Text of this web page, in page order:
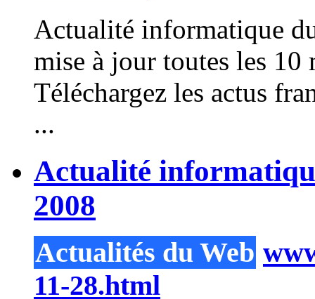
Actualité informatique
mise à jour toutes les
Téléchargez les actus
...
Actualité
2008
Actualités du Web
11-28.html